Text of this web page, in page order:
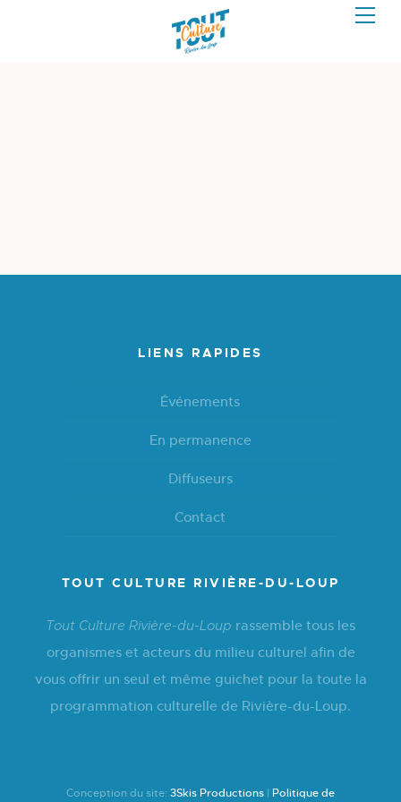
LIENS RAPIDES
Événements
En permanence
Diffuseurs
Contact
TOUT CULTURE RIVIÈRE-DU-LOUP
Tout Culture Rivière-du-Loup rassemble tous les
organismes et acteurs du milieu culturel afin de
vous offrir un seul et même guichet pour la toute la
programmation culturelle de Rivière-du-Loup.
Conception du site: 3Skis Productions | Politique de